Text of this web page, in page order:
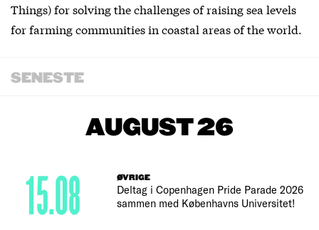
Things) for solving the challenges of raising sea levels
for farming communities in coastal areas of the world.
SENESTE
AUGUST 26
ØVRIGE
Deltag i Copenhagen Pride Parade 2026
sammen med Københavns Universitet!
15.08